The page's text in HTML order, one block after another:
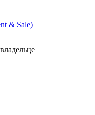
& Sale)